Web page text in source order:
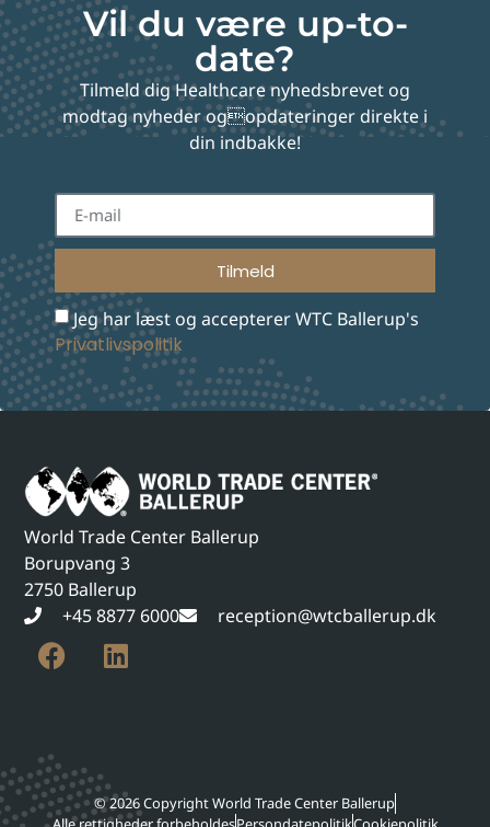
Vil du være up-to-
date?
Tilmeld dig Healthcare nyhedsbrevet og
modtag nyheder ogopdateringer direkte i
din indbakke!
Jeg har læst og accepterer WTC Ballerup's
Privatlivspolitik
Tilmeld
World Trade Center Ballerup
Borupvang 3
2750 Ballerup
+45 8877 6000
reception@wtcballerup.dk
© 2026 Copyright World Trade Center Ballerup